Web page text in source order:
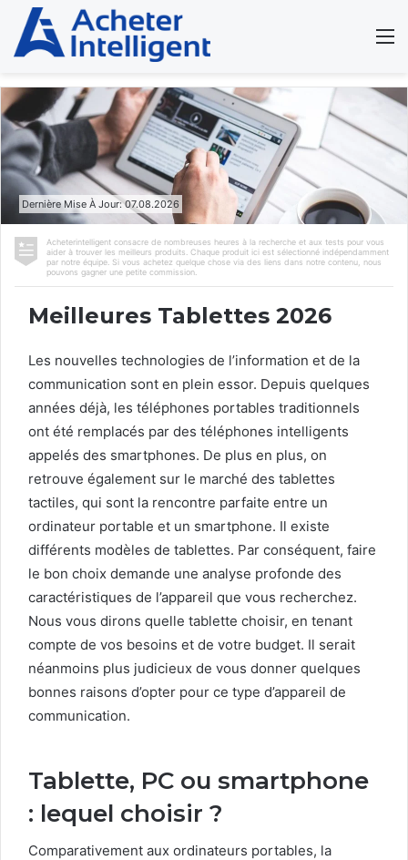
Dernière Mise À Jour: 07.08.2026
Acheterintelligent consacre de nombreuses heures à la recherche et aux tests pour vous
aider à trouver les meilleurs produits. Chaque produit ici est sélectionné indépendamment
par notre équipe. Si vous achetez quelque chose via des liens dans notre contenu, nous
pouvons gagner une petite commission.
Meilleures Tablettes 2026
Les nouvelles technologies de l’information et de la
communication sont en plein essor. Depuis quelques
années déjà, les téléphones portables traditionnels
ont été remplacés par des téléphones intelligents
appelés des smartphones. De plus en plus, on
retrouve également sur le marché des tablettes
tactiles, qui sont la rencontre parfaite entre un
ordinateur portable et un smartphone. Il existe
différents modèles de tablettes. Par conséquent, faire
le bon choix demande une analyse profonde des
caractéristiques de l’appareil que vous recherchez.
Nous vous dirons quelle tablette choisir, en tenant
compte de vos besoins et de votre budget. Il serait
néanmoins plus judicieux de vous donner quelques
bonnes raisons d’opter pour ce type d’appareil de
communication.
Tablette, PC ou smartphone
: lequel choisir ?
Comparativement aux ordinateurs portables, la